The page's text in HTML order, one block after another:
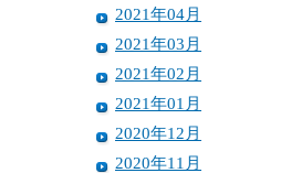
2021年04月
2021年03月
2021年02月
2021年01月
2020年12月
2020年11月